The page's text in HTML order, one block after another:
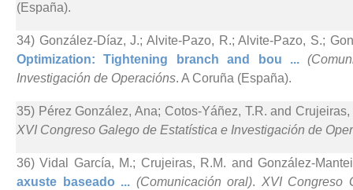
(España).
34) González-Díaz, J.; Alvite-Pazo, R.; Alvite-Pazo, S.;
Optimization: Tightening branch and bou ...
Investigación de Operacións. A Coruña (España).
35) Pérez González, Ana; Cotos-Yáñez, T.R. and
XVI Congreso Galego de Estatística e Investigación de
36) Vidal García, M.; Crujeiras, R.M. and González-
axuste baseado ... (Comunicación oral). XVI Congreso